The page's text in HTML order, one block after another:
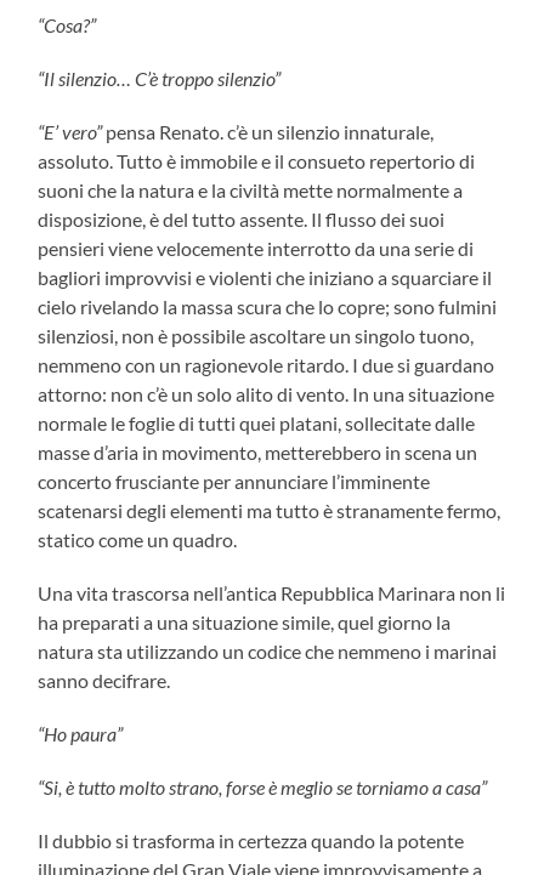
“Cosa?”
“Il silenzio… C’è troppo silenzio”
“E’ vero”pensa Renato. c’è un silenzio innaturale,
assoluto. Tutto è immobile e il consueto repertorio di
suoni che la natura e la civiltà mette normalmente a
disposizione, è del tutto assente. Il flusso dei suoi
pensieri viene velocemente interrotto da una serie di
bagliori improvvisi e violenti che iniziano a squarciare il
cielo rivelando la massa scura che lo copre; sono fulmini
silenziosi, non è possibile ascoltare un singolo tuono,
nemmeno con un ragionevole ritardo. I due si guardano
attorno: non c’è un solo alito di vento. In una situazione
normale le foglie di tutti quei platani, sollecitate dalle
masse d’aria in movimento, metterebbero in scena un
concerto frusciante per annunciare l’imminente
scatenarsi degli elementi ma tutto è stranamente fermo,
statico come un quadro.
Una vita trascorsa nell’antica Repubblica Marinara non li
ha preparati a una situazione simile, quel giorno la
natura sta utilizzando un codice che nemmeno i marinai
sanno decifrare.
“Ho paura”
“Si, è tutto molto strano, forse è meglio se torniamo a casa”
Il dubbio si trasforma in certezza quando la potente
illuminazione del Gran Viale viene improvvisamente a